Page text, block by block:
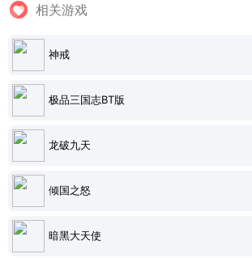
相关游戏
神戒
极品三国志BT版
龙破九天
倾国之怒
暗黑大天使